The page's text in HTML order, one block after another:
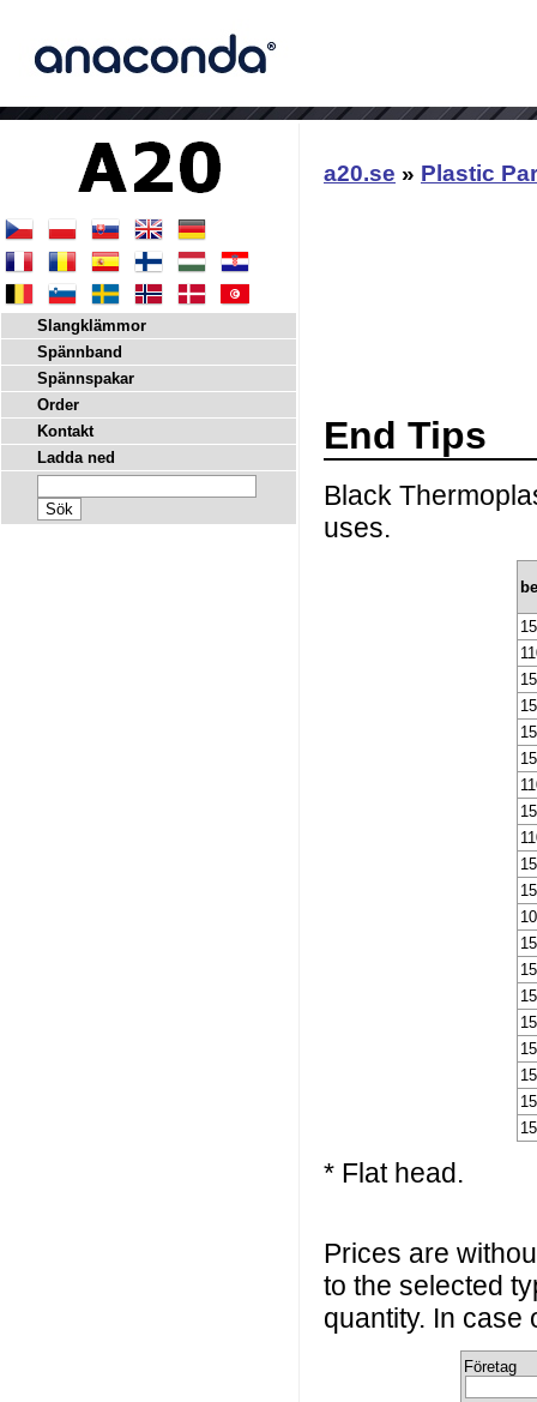
a20.se » Plastic
End Tips
Black
uses.
* Flat head.
Prices are
to the selected
quantity. In
Företag
Slangklämmor
Spännband
Spännspakar
Order
Kontakt
Ladda ned